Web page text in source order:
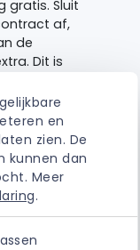
en
zien. De
kunnen dan
Meer
.
gratis. Sluit
af,
de
Dit is
met het
missie